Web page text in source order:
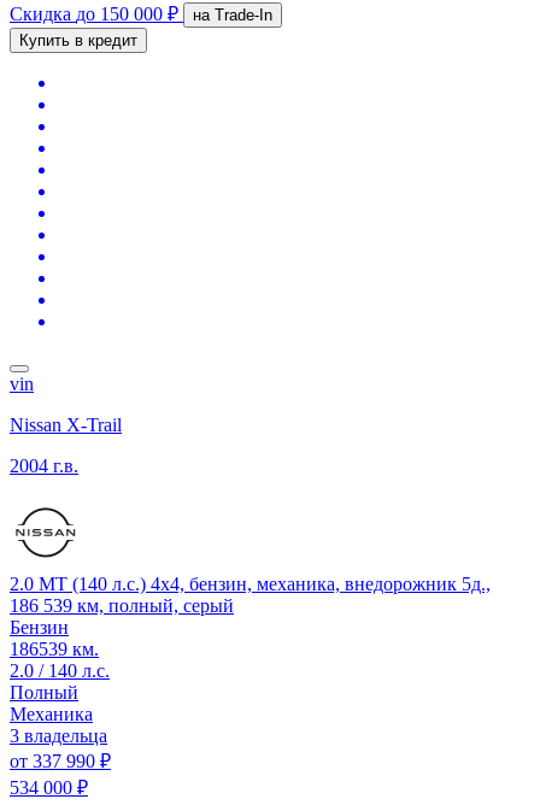
Скидка до 150 000 ₽
на Trade-In
Купить в кредит
vin
Nissan X-Trail
2004 г.в.
2.0 MT (140 л.с.) 4x4, бензин, механика, внедорожник 5д.,
186 539 км, полный, серый
Бензин
186539 км.
2.0 / 140 л.с.
Полный
Механика
3 владельца
от 337 990 ₽
534 000 ₽